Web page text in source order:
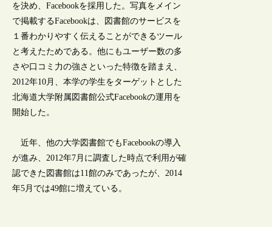
を決め、Facebookを採用した。写真をメイン
で掲載するFacebookは、図書館のサービスを
１番わかりやすく伝えることができるツール
と考えたためである。他にもユーザー数の多
さや口コミ力の強さといった特徴を踏まえ、
2012年10月、本学の学生をターゲットとした
北海道大学附属図書館公式Facebookの運用を
開始した。
近年、他の大学図書館でもFacebookの導入
が進み、2012年7月に調査した時点で利用が確
認できた図書館は11館のみであったが、2014
年5月では49館に増えている。